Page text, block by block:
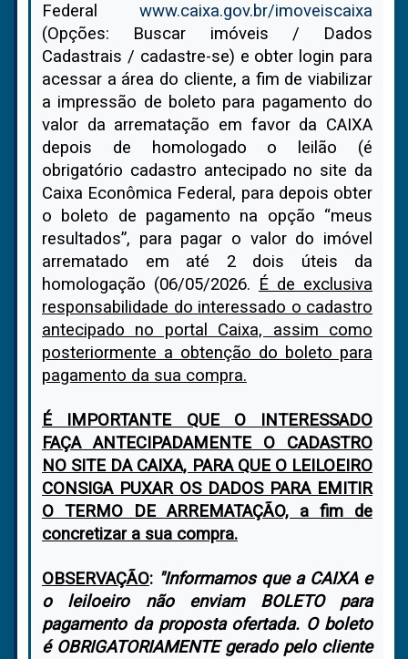
Federal www.caixa.gov.br/imoveiscaixa
(Opções: Buscar imóveis / Dados
Cadastrais / cadastre-se) e obter login para
acessar a área do cliente, a fim de viabilizar
a impressão de boleto para pagamento do
valor da arrematação em favor da CAIXA
depois de homologado o leilão (é
obrigatório cadastro antecipado no site da
Caixa Econômica Federal, para depois obter
o boleto de pagamento na opção “meus
resultados”, para pagar o valor do imóvel
arrematado em até 2 dois úteis da
homologação (06/05/2026. É de exclusiva
responsabilidade do interessado o cadastro
antecipado no portal Caixa, assim como
posteriormente a obtenção do boleto para
pagamento da sua compra.
É IMPORTANTE QUE O INTERESSADO
FAÇA ANTECIPADAMENTE O CADASTRO
NO SITE DA CAIXA, PARA QUE O LEILOEIRO
CONSIGA PUXAR OS DADOS PARA EMITIR
O TERMO DE ARREMATAÇÃO, a fim de
concretizar a sua compra.
OBSERVAÇÃO: "Informamos que a CAIXA e
o leiloeiro não enviam BOLETO para
pagamento da proposta ofertada. O boleto
é OBRIGATORIAMENTE gerado pelo cliente